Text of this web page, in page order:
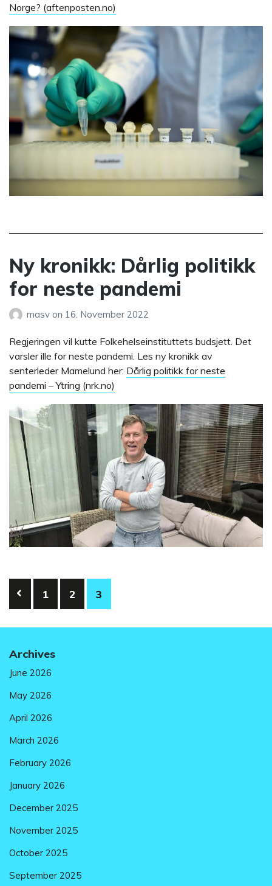
Norge? (aftenposten.no)
Ny kronikk: Dårlig politikk
for neste pandemi
masv on 16. November 2022
Regjeringen vil kutte Folkehelseinstituttets budsjett. Det
varsler ille for neste pandemi. Les ny kronikk av
senterleder Mamelund her: Dårlig politikk for neste
pandemi – Ytring (nrk.no)
Posts
pagination
1 2 3
Archives
June 2026
May 2026
April 2026
March 2026
February 2026
January 2026
December 2025
November 2025
October 2025
September 2025